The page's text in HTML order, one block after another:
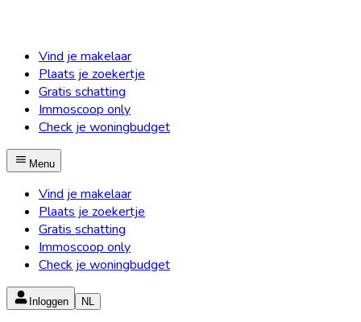
Vind je makelaar
Plaats je zoekertje
Gratis schatting
Immoscoop only
Check je woningbudget
Menu
Vind je makelaar
Plaats je zoekertje
Gratis schatting
Immoscoop only
Check je woningbudget
Inloggen NL